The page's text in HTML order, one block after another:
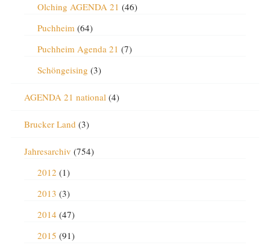
Olching AGENDA 21 (46)
Puchheim(64)
Puchheim Agenda 21 (7)
Schöngeising (3)
AGENDA 21 national(4)
Brucker Land (3)
Jahresarchiv (754)
2012 (1)
2013 (3)
2014 (47)
2015 (91)